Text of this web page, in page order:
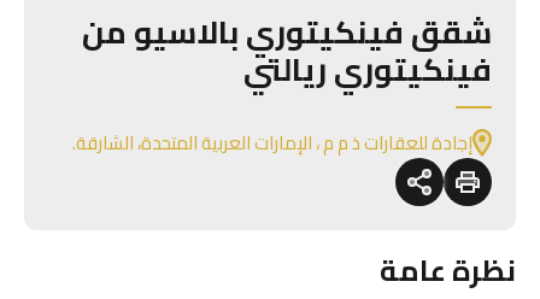
شقق فينكيتوري بالاسيو من
فينكيتوري ريالتي
إجادة للعقارات ذ م م ، الإمارات العربية المتحدة، الشارقة.
نظرة عامة